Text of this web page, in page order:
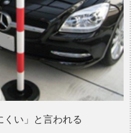
くい」と言われる